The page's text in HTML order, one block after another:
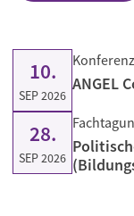
10.
SEP 2026
Konferenz
ANGEL
28.
SEP 2026